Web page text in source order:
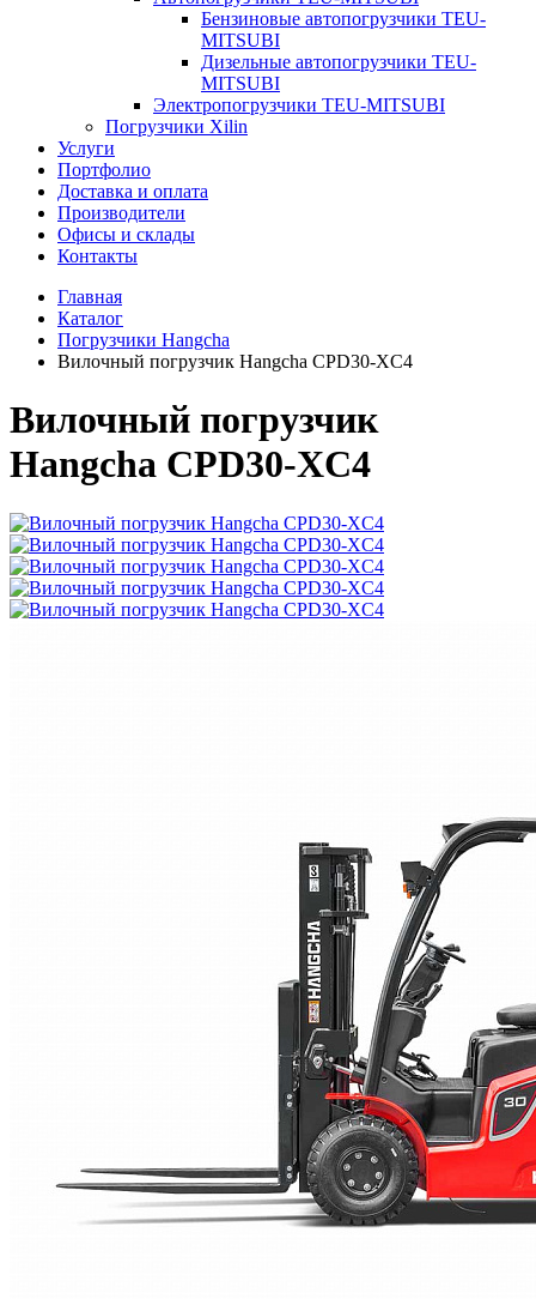
Бензиновые автопогрузчики TEU-
MITSUBI
Дизельные автопогрузчики TEU-
MITSUBI
Электропогрузчики TEU-MITSUBI
Погрузчики Xilin
Услуги
Портфолио
Доставка и оплата
Производители
Офисы и склады
Контакты
Главная
Каталог
Погрузчики Hangcha
Вилочный погрузчик Hangcha CPD30-XC4
Вилочный погрузчик
Hangcha CPD30-XC4